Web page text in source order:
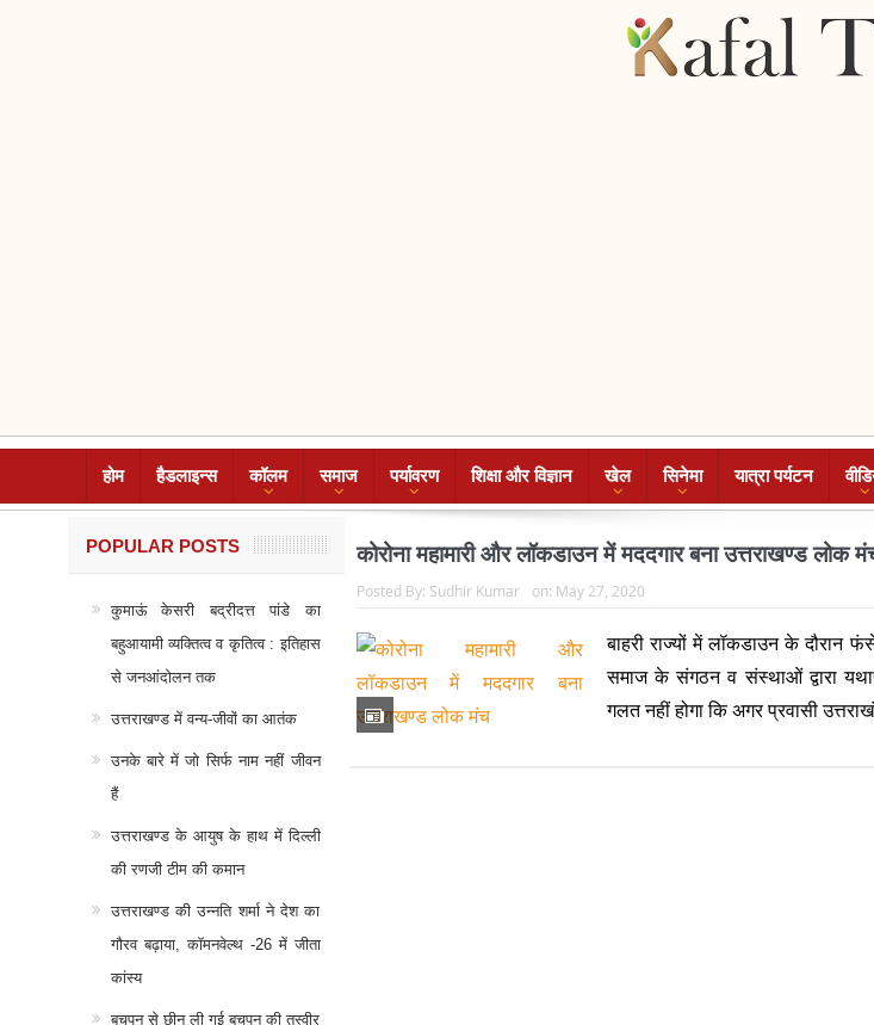
होम हैडलाइन्स कॉलम समाज पर्यावरण शिक्षा और विज्ञान खेल सिनेमा यात्रा पर्यटन
कोरोना महामारी और लॉकडाउन में मददगार बना उत्तराखण्ड लोक
Posted By: Sudhir Kumar on: May 27, 2020
बाहरी राज्यों में लॉकडाउन के दौरान
समाज के संगठन व संस्थाओं द्वारा
गलत नहीं होगा कि अगर प्रवासी
POPULAR POSTS
कुमाऊं केसरी बद्रीदत्त पांडे का
बहुआयामी व्यक्तित्व व कृतित्व : इतिहास
से जनआंदोलन तक
उत्तराखण्ड में वन्य-जीवों का आतंक
उनके बारे में जो सिर्फ नाम नहीं जीवन
हैं
उत्तराखण्ड के आयुष के हाथ में दिल्ली
की रणजी टीम की कमान
उत्तराखण्ड की उन्नति शर्मा ने देश का
गौरव बढ़ाया, कॉमनवेल्थ -26 में जीता
कांस्य
बचपन से छीन ली गई बचपन की तस्वीर